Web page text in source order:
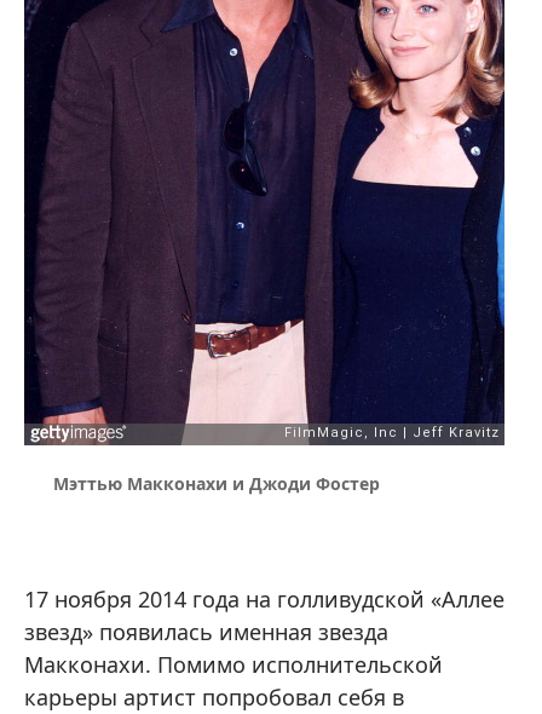
Мэттью Макконахи и Джоди Фостер
17 ноября 2014 года на голливудской «Аллее
звезд» появилась именная звезда
Макконахи. Помимо исполнительской
карьеры артист попробовал себя в